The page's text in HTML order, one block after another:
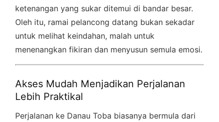
ketenangan yang sukar ditemui di bandar besar.
Oleh itu, ramai pelancong datang bukan sekadar
untuk melihat keindahan, malah untuk
menenangkan fikiran dan menyusun semula emosi.
Akses Mudah Menjadikan Perjalanan
Lebih Praktikal
Perjalanan ke Danau Toba biasanya bermula dari